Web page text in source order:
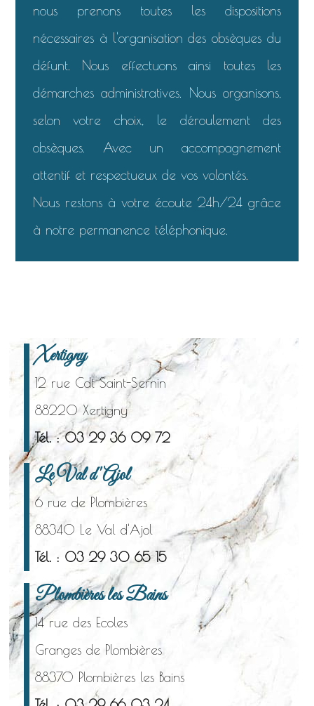
nous prenons toutes les dispositions
nécessaires à l'organisation des obsèques du
défunt. Nous effectuons ainsi toutes les
démarches administratives. Nous organisons,
selon votre choix, le déroulement des
obsèques. Avec un accompagnement
attentif et respectueux de vos volontés.
Nous restons à votre écoute 24h/24 grâce
à notre permanence téléphonique.
Xertigny
12 rue Cdt Saint-Sernin
88220 Xertigny
Tél. : 03 29 36 09 72
Le Val d'Ajol
6 rue de Plombières
88340 Le Val d'Ajol
Tél. : 03 29 30 65 15
Plombières les Bains
14 rue des Ecoles
Granges de Plombières
88370 Plombières les Bains